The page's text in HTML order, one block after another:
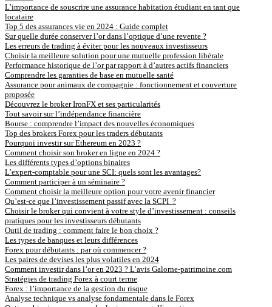
L’importance de souscrire une assurance habitation étudiant en tant que
locataire
Top 5 des assurances vie en 2024 : Guide complet
Sur quelle durée conserver l’or dans l’optique d’une revente ?
Les erreurs de trading à éviter pour les nouveaux investisseurs
Choisir la meilleure solution pour une mutuelle profession libérale
Performance historique de l’or par rapport à d’autres actifs financiers
Comprendre les garanties de base en mutuelle santé
Assurance pour animaux de compagnie : fonctionnement et couverture
proposée
Découvrez le broker IronFX et ses particularités
Tout savoir sur l’indépendance financière
Bourse : comprendre l’impact des nouvelles économiques
Top des brokers Forex pour les traders débutants
Pourquoi investir sur Ethereum en 2023 ?
Comment choisir son broker en ligne en 2024 ?
Les différents types d’options binaires
L’expert-comptable pour une SCI: quels sont les avantages?
Comment participer à un séminaire ?
Comment choisir la meilleure option pour votre avenir financier
Qu’est-ce que l’investissement passif avec la SCPI ?
Choisir le broker qui convient à votre style d’investissement : conseils
pratiques pour les investisseurs débutants
Outil de trading : comment faire le bon choix ?
Les types de banques et leurs différences
Forex pour débutants : par où commencer ?
Les paires de devises les plus volatiles en 2024
Comment investir dans l’or en 2023 ? L’avis Galorne-patrimoine.com
Stratégies de trading Forex à court terme
Forex : l’importance de la gestion du risque
Analyse technique vs analyse fondamentale dans le Forex